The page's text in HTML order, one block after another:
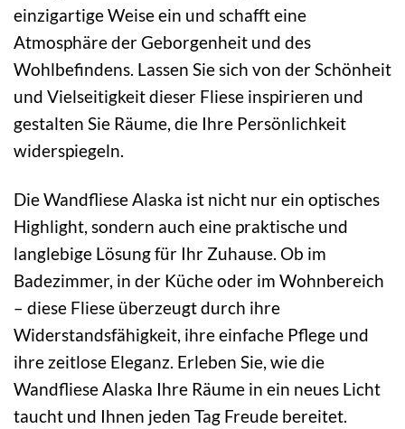
einzigartige Weise ein und schafft eine
Atmosphäre der Geborgenheit und des
Wohlbefindens. Lassen Sie sich von der Schönheit
und Vielseitigkeit dieser Fliese inspirieren und
gestalten Sie Räume, die Ihre Persönlichkeit
widerspiegeln.
Die Wandfliese Alaska ist nicht nur ein optisches
Highlight, sondern auch eine praktische und
langlebige Lösung für Ihr Zuhause. Ob im
Badezimmer, in der Küche oder im Wohnbereich
– diese Fliese überzeugt durch ihre
Widerstandsfähigkeit, ihre einfache Pflege und
ihre zeitlose Eleganz. Erleben Sie, wie die
Wandfliese Alaska Ihre Räume in ein neues Licht
taucht und Ihnen jeden Tag Freude bereitet.